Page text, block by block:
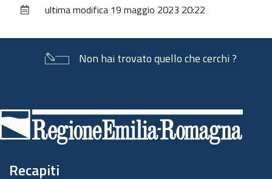
documentoultima modifica 19 maggio 2023 20:22
Non hai trovato quello che cerchi ?
di
pagina
Recapiti